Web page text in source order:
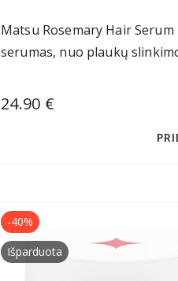
Matsu Rosemary Hair
serumas, nuo plaukų
24.90 €
-40%
Išparduota